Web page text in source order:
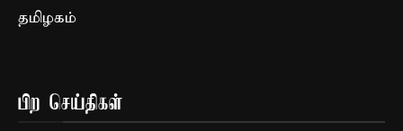
தமிழகம்
பிற செய்திகள்